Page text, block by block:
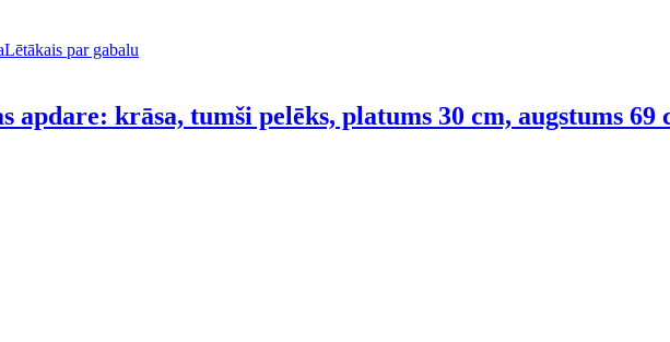
Lētākais par gabalu
apdare: krāsa, tumši pelēks, platums 30 cm, augstums 69